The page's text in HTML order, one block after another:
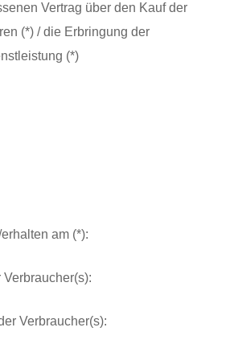
Vertrag über den Kauf der
(*) / die Erbringung der
(*)
am (*):
Verbraucher(s):
Verbraucher(s):